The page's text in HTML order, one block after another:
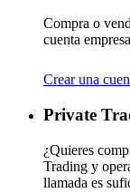
Compra o
cuenta
Crear una
Private
¿Quieres
Trading y
llamada es